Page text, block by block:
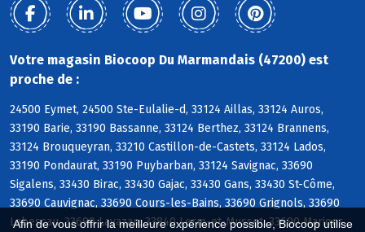
Afin de vous offrir la meilleure expérience possible, Biocoop utilise
Votre magasin Biocoop Du Marmandais (47200) est
proche de :
24500 Eymet, 24500 Ste-Eulalie-d, 33124 Aillas, 33124 Auros,
33190 Barie, 33190 Bassanne, 33124 Berthez, 33124 Brannens,
33124 Brouqueyran, 33210 Castillon-de-Castets, 33124 Lados,
33190 Pondaurat, 33190 Puybarban, 33124 Savignac, 33690
Sigalens, 33430 Birac, 33430 Gajac, 33430 Gans, 33430 St-Côme,
33690 Cauvignac, 33690 Cours-les-Bains, 33690 Grignols, 33690
Labescau, 33690 Lavazan, 33840 Lerm-et-Musset, 33690 Marions,